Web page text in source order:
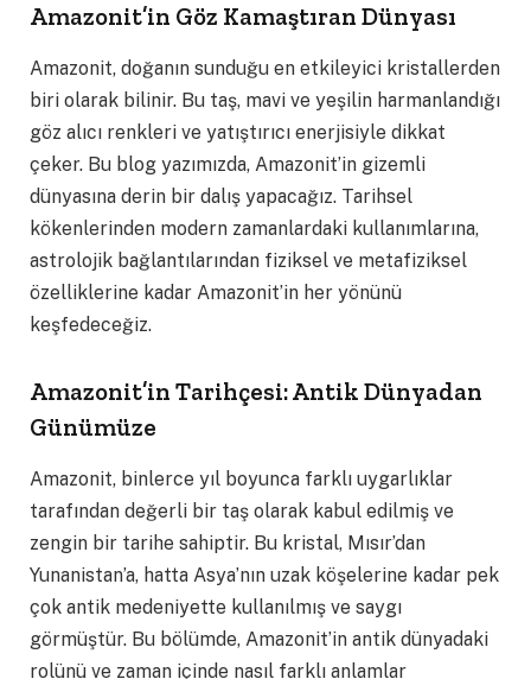
Amazonit’in Göz Kamaştıran Dünyası
Amazonit, doğanın sunduğu en etkileyici kristallerden
biri olarak bilinir. Bu taş, mavi ve yeşilin harmanlandığı
göz alıcı renkleri ve yatıştırıcı enerjisiyle dikkat
çeker. Bu blog yazımızda, Amazonit’in gizemli
dünyasına derin bir dalış yapacağız. Tarihsel
kökenlerinden modern zamanlardaki kullanımlarına,
astrolojik bağlantılarından fiziksel ve metafiziksel
özelliklerine kadar Amazonit’in her yönünü
keşfedeceğiz.
Amazonit’in Tarihçesi: Antik Dünyadan
Günümüze
Amazonit, binlerce yıl boyunca farklı uygarlıklar
tarafından değerli bir taş olarak kabul edilmiş ve
zengin bir tarihe sahiptir. Bu kristal, Mısır’dan
Yunanistan’a, hatta Asya’nın uzak köşelerine kadar pek
çok antik medeniyette kullanılmış ve saygı
görmüştür. Bu bölümde, Amazonit’in antik dünyadaki
rolünü ve zaman içinde nasıl farklı anlamlar